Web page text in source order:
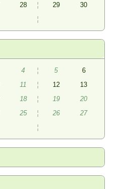
28 ¦ 29
30
¦
4 ¦ 5
6
11 ¦ 12
13
18 ¦ 19
20
25 ¦ 26
27
¦